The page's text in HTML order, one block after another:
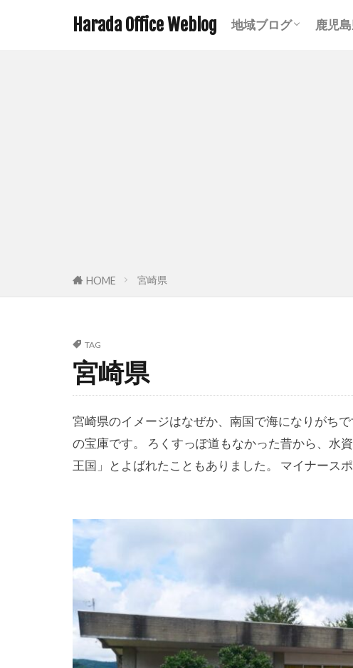
Harada Office Weblog 地域ブログ 鹿児
HOME 宮崎県
TAG
宮崎県
宮崎県のイメージはなぜか、南国で海になりがち
の宝庫です。 ろくすっぽ道もなかった昔から、水
王国」とよばれたこともありました。 マイナース